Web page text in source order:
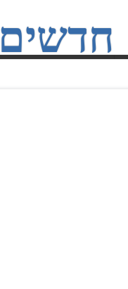
חדשים